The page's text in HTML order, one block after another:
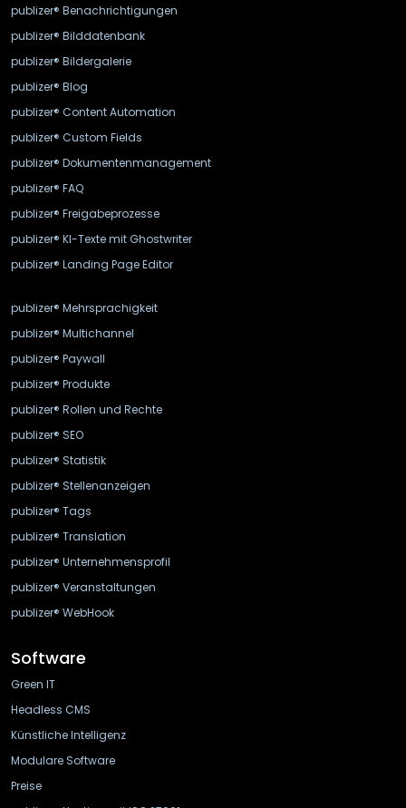
publizer® Benachrichtigungen
publizer® Bilddatenbank
publizer® Bildergalerie
publizer® Blog
publizer® Content Automation
publizer® Custom Fields
publizer® Dokumentenmanagement
publizer® FAQ
publizer® Freigabeprozesse
publizer® KI-Texte mit Ghostwriter
publizer® Landing Page Editor
publizer® Mehrsprachigkeit
publizer® Multichannel
publizer® Paywall
publizer® Produkte
publizer® Rollen und Rechte
publizer® SEO
publizer® Statistik
publizer® Stellenanzeigen
publizer® Tags
publizer® Translation
publizer® Unternehmensprofil
publizer® Veranstaltungen
publizer® WebHook
Software
Green IT
Headless CMS
Künstliche Intelligenz
Modulare Software
Preise